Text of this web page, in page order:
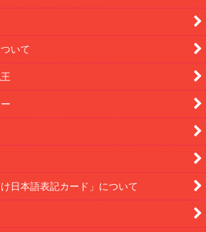
いて
日本語表記カード」について